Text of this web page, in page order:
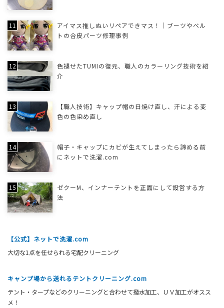
アイマス推しぬいリペアできマス！｜ブーツやベル
トの合皮パーツ修理事例
色褪せたTUMIの復元、職人のカラーリング技術を紹
介
【職人技術】キャップ帽の日焼け直し、汗による変
色の色染め直し
帽子・キャップにカビが生えてしまったら諦める前
にネットで洗濯.com
ゼクーM、インナーテントを正面にして設営する方
法
【公式】ネットで洗濯.com
大切な1点を任せられる宅配クリーニング
キャンプ場から送れるテントクリーニング.com
テント・タープなどのクリーニングと合わせて撥水加工、ＵＶ加工がオスス
メ！